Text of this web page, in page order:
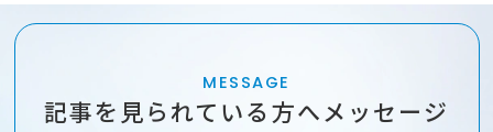
MESSAGE
記事を見られている方へ メッセージ